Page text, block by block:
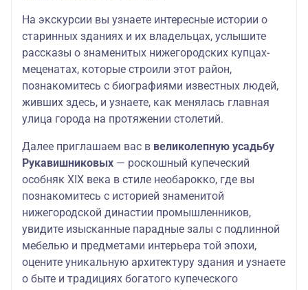
На экскурсии вы узнаете интересные истории о
старинных зданиях и их владельцах, услышите
рассказы о знаменитых нижегородских купцах-
меценатах, которые строили этот район,
познакомитесь с биографиями известных людей,
живших здесь, и узнаете, как менялась главная
улица города на протяжении столетий.
Далее приглашаем вас в великолепную усадьбу
Рукавишниковых — роскошный купеческий
особняк XIX века в стиле необарокко, где вы
познакомитесь с историей знаменитой
нижегородской династии промышленников,
увидите изысканные парадные залы с подлинной
мебелью и предметами интерьера той эпохи,
оцените уникальную архитектуру здания и узнаете
о быте и традициях богатого купеческого